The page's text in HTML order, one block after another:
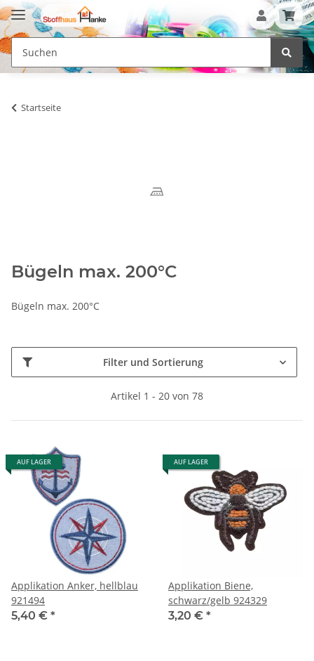
Startseite
Bügeln max. 200°C
Bügeln max. 200°C
Filter und Sortierung
Artikel 1 - 20 von 78
AUF LAGER
Applikation Anker, hellblau
921494
5,40 € *
AUF LAGER
Applikation Biene,
schwarz/gelb 924329
3,20 € *